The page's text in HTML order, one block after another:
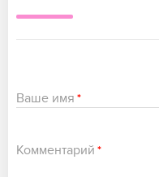
Ваше имя *
Комментарий *